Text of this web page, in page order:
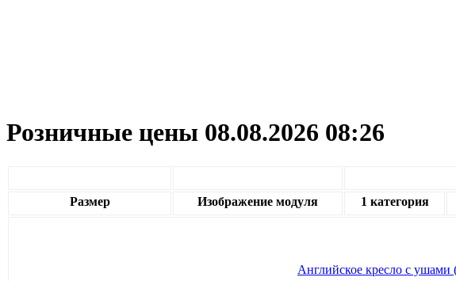
Розничные цены 08.08.2026 08:26
Размер
Изображение модуля 1 категория
Английское кресло с ушами